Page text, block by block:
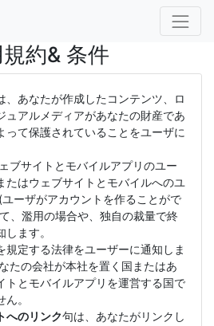
約& 条件
、あなたが作成したコンテンツ、ロ
ュアルメディアがあなたの財産であ
って保護されていることをユーザに
ブサイトとモバイルアプリのユー
たはウェブサイトとモバイルへのユ
ーザがアカウントを作ることがで
、濫用の場合や、独自の裁量で終
ます。
規定する法律をユーザーに通知しま
たの会社が本社を置く国またはあ
トとモバイルアプリを運営する国で
。
へのリンク句は、あなたがリンクし